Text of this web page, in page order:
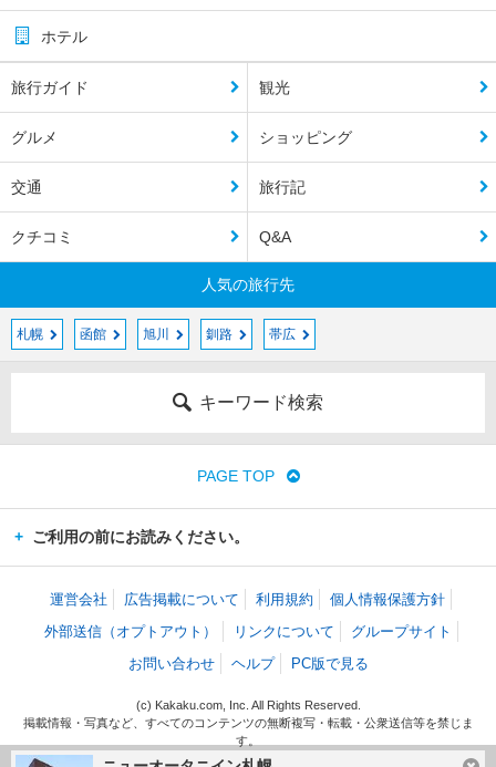
ホテル
旅行ガイド 観光
グルメ ショッピング
交通 旅行記
クチコミ Q&A
人気の旅行先
札幌 函館 旭川 釧路 帯広
キーワード検索
PAGE TOP
ご利用の前にお読みください。
運営会社 広告掲載について 利用規約
個人情報保護方針
外部送信（オプトアウト）
リンクについて
グループサイト
お問い合わせ
ヘルプ PC版で見る
(c) Kakaku.com, Inc. All Rights Reserved.
掲載情報・写真など、すべてのコンテンツの無断複写・転載・公衆送信等を禁じま
す。